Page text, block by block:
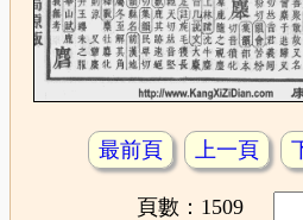
最前頁 上一頁
頁數：1509